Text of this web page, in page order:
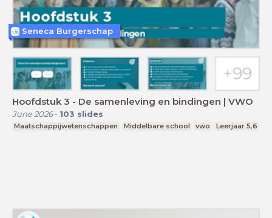
Hoofdstuk 3 - De samenleving en bindingen | VWO
June 2026- 103 slides
Maatschappijwetenschappen Middelbare school vwo Leerjaar 5,6
Seneca Burgerschap